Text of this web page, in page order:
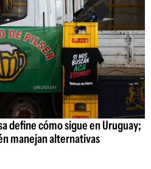
define cómo sigue en Uruguay;
manejan alternativas